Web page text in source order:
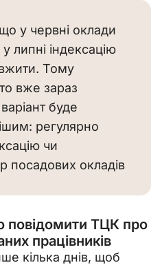
у червні оклади
липні індексацію
Тому
вже зараз
буде
регулярно
чи
посадових окладів
повідомити ТЦК про
працівників
кілька днів, щоб